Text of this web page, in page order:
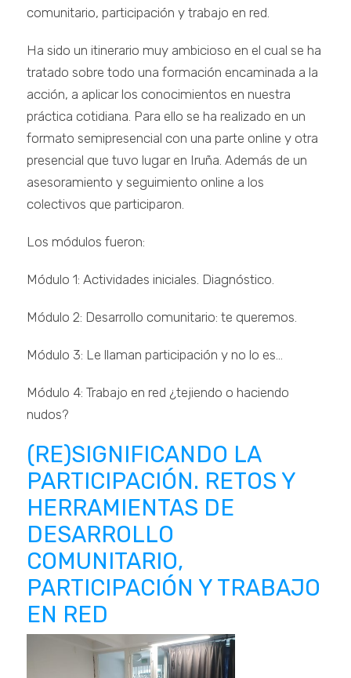
comunitario, participación y trabajo en red.
Ha sido un itinerario muy ambicioso en el cual se ha
tratado sobre todo una formación encaminada a la
acción, a aplicar los conocimientos en nuestra
práctica cotidiana. Para ello se ha realizado en un
formato semipresencial con una parte online y otra
presencial que tuvo lugar en Iruña. Además de un
asesoramiento y seguimiento online a los
colectivos que participaron.
Los módulos fueron:
Módulo 1: Actividades iniciales. Diagnóstico.
Módulo 2: Desarrollo comunitario: te queremos.
Módulo 3: Le llaman participación y no lo es…
Módulo 4: Trabajo en red ¿tejiendo o haciendo
nudos?
(RE)SIGNIFICANDO LA
PARTICIPACIÓN. RETOS Y
HERRAMIENTAS DE
DESARROLLO
COMUNITARIO,
PARTICIPACIÓN Y TRABAJO
EN RED